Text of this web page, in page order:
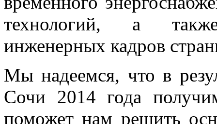
технологий, а
инженерных кадров
Мы надеемся, что в
Сочи 2014 года
поможет нам решить